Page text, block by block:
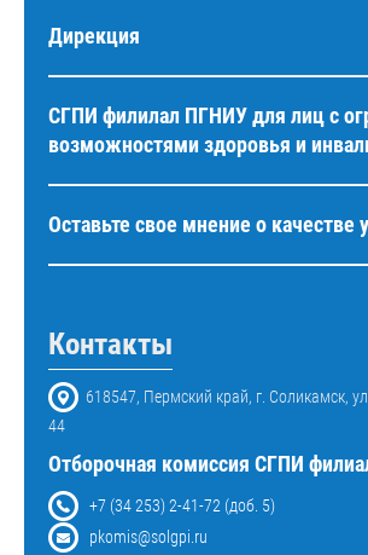
Дирекция
СГПИ филилал ПГНИУ для лиц с
возможностями здоровья и
Оставьте свое мнение о качестве
Контакты
618547, Пермский край, г. Соликамск,
44
Отборочная комиссия СГПИ
+7 (34 253) 2-41-72 (доб. 5)
pkomis@solgpi.ru